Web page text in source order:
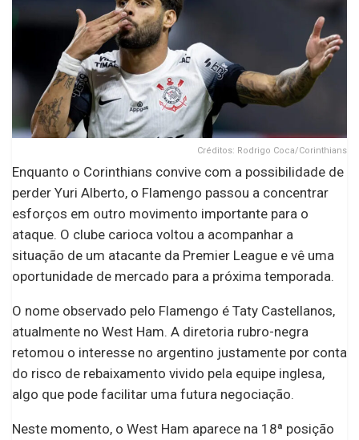
Créditos: Rodrigo Coca/Corinthians
Enquanto o Corinthians convive com a possibilidade de
perder Yuri Alberto, o Flamengo passou a concentrar
esforços em outro movimento importante para o
ataque. O clube carioca voltou a acompanhar a
situação de um atacante da Premier League e vê uma
oportunidade de mercado para a próxima temporada.
O nome observado pelo Flamengo é Taty Castellanos,
atualmente no West Ham. A diretoria rubro-negra
retomou o interesse no argentino justamente por conta
do risco de rebaixamento vivido pela equipe inglesa,
algo que pode facilitar uma futura negociação.
Neste momento, o West Ham aparece na 18ª posição